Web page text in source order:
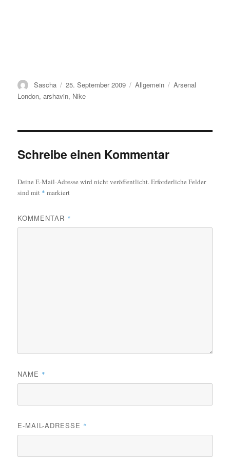
Autor
Sascha
Veröffentlicht
am
25. September 2009 Kategorien
Allgemein Schlagwörter
Arsenal
London,arshavin, Nike
Schreibe einen Kommentar
Deine E-Mail-Adresse wird nicht veröffentlicht.Erforderliche Felder
sind mit * markiert
KOMMENTAR *
NAME *
E-MAIL-ADRESSE *